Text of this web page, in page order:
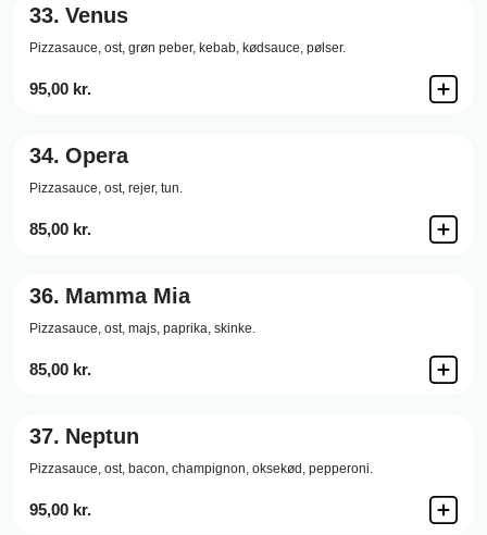
33. Venus
Pizzasauce, ost, grøn peber, kebab, kødsauce, pølser.
95,00 kr.
34. Opera
Pizzasauce, ost, rejer, tun.
85,00 kr.
36. Mamma Mia
Pizzasauce, ost, majs, paprika, skinke.
85,00 kr.
37. Neptun
Pizzasauce, ost, bacon, champignon, oksekød, pepperoni.
95,00 kr.